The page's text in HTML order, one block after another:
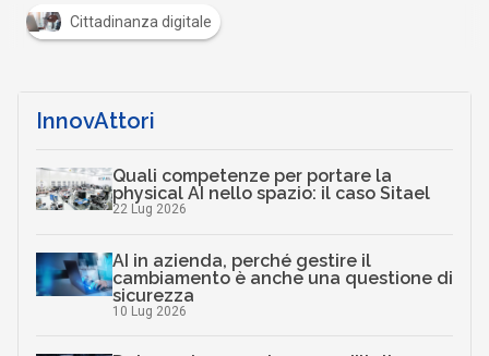
Cittadinanza digitale
InnovAttori
Quali competenze per portare la
physical AI nello spazio: il caso Sitael
22 Lug 2026
AI in azienda, perché gestire il
cambiamento è anche una questione di
sicurezza
10 Lug 2026